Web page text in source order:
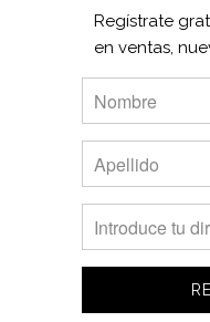
Regístrate
en ventas,